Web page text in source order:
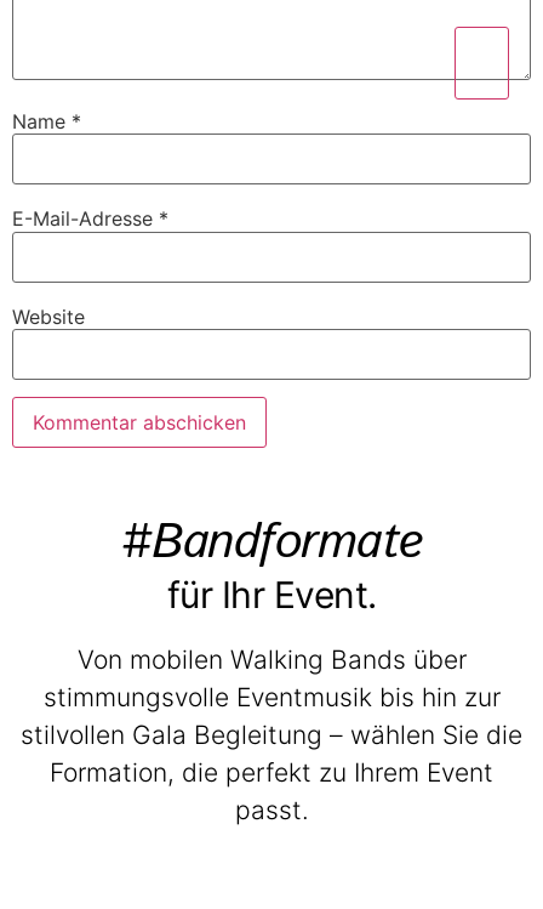
Name *
E-Mail-Adresse *
Website
#Bandformate
für Ihr Event.
Von mobilen Walking Bands über
stimmungsvolle Eventmusik bis hin zur
stilvollen Gala Begleitung – wählen Sie die
Formation, die perfekt zu Ihrem Event
passt.